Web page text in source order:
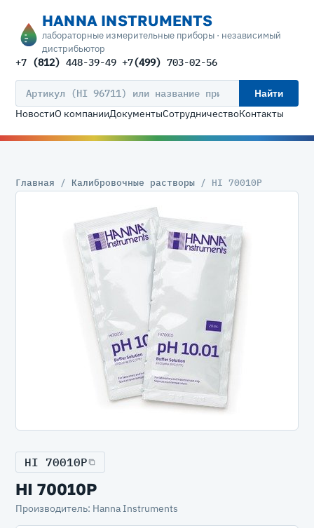
HANNA INSTRUMENTS
лабораторные измерительные приборы · независимый
дистрибьютор
+7 (812) 448-39-49 +7(499) 703-02-56
Найти
НовостиО компанииДокументыСотрудничествоКонтакты
Главная / Калибровочные растворы / HI 70010P
HI 70010P
HI 70010P
Производитель: Hanna Instruments